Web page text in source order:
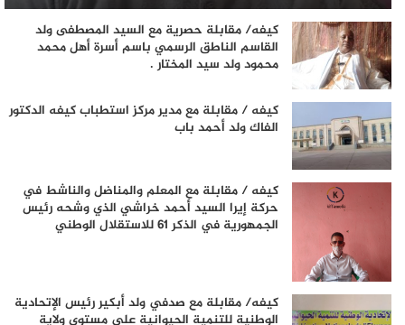
كيفه/ مقابلة حصرية مع السيد المصطفى ولد
القاسم الناطق الرسمي باسم أسرة أهل محمد
محمود ولد سيد المختار .
كيفه / مقابلة مع مدير مركز استطباب كيفه الدكتور
الفاك ولد أحمد باب
كيفه / مقابلة مع المعلم والمناضل والناشط في
حركة إيرا السيد أحمد خراشي الذي وشحه رئيس
الجمهورية في الذكر 61 للاستقلال الوطني
كيفه/ مقابلة مع صدفي ولد أبكير رئيس الإتحادية
الوطنية للتنمية الحيوانية على مستوى ولاية